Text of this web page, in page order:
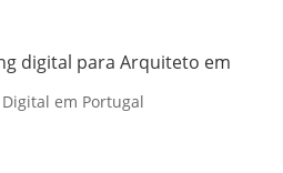
digital para Arquiteto em
em Portugal